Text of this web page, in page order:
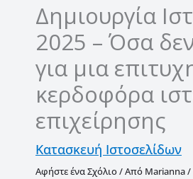
Δημιουργία
2025 – Όσα
για μια
κερδοφόρα
επιχείρησης
Κατασκευή Ιστοσελίδων
Αφήστε ένα Σχόλιο/ Από Marianna/